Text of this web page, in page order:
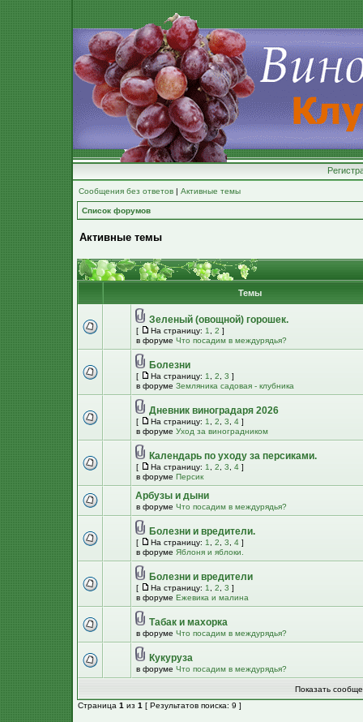
Сообщения без ответов | Активные темы
Список форумов
Активные темы
Темы
Зеленый (овощной) горошек.
[ На страницу: 1 2 ]
в форуме Что посадим в междурядья?
Болезни
[ На страницу: 1 2 3 ]
в форуме Земляника садовая - клубника
Дневник виноградаря 2026
[ На страницу: 1 2 3 4 ]
в форуме Уход за виноградником
Календарь по уходу за персиками.
[ На страницу: 1 2 3 4 ]
в форуме Персик
Арбузы и дыни
в форуме Что посадим в междурядья?
Болезни и вредители.
[ На страницу: 1 2 3 4 ]
в форуме Яблоня и яблоки.
Болезни и вредители
[ На страницу: 1 2 3 ]
в форуме Ежевика и малина
Табак и махорка
в форуме Что посадим в междурядья?
Кукуруза
в форуме Что посадим в междурядья?
Показать
Страница 1 из 1 [ Результатов поиска: 9 ]